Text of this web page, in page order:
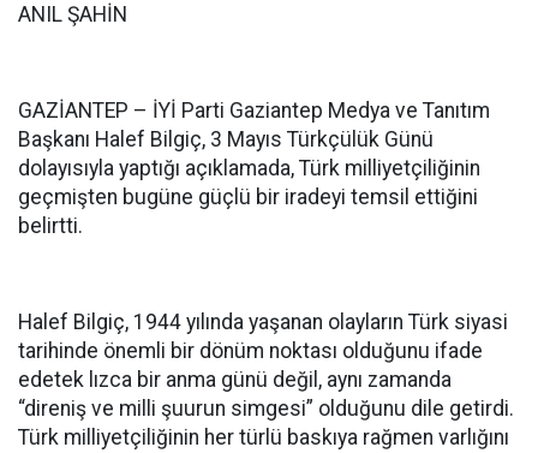
ANIL ŞAHİN
GAZİANTEP – İYİ Parti Gaziantep Medya ve Tanıtım
Başkanı Halef Bilgiç, 3 Mayıs Türkçülük Günü
dolayısıyla yaptığı açıklamada, Türk milliyetçiliğinin
geçmişten bugüne güçlü bir iradeyi temsil ettiğini
belirtti.
Halef Bilgiç, 1944 yılında yaşanan olayların Türk siyasi
tarihinde önemli bir dönüm noktası olduğunu ifade
edetek lızca bir anma günü değil, aynı zamanda
“direniş ve milli şuurun simgesi” olduğunu dile getirdi.
Türk milliyetçiliğinin her türlü baskıya rağmen varlığını